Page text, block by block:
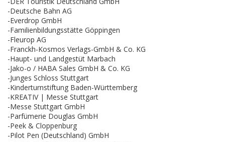
-Deutsche Bahn AG
-Everdrop GmbH
-Familienbildungsstätte Göppingen
-Fleurop AG
-Franckh-Kosmos Verlags-GmbH & Co. KG
-Haupt- und Landgestüt Marbach
-Jako-o / HABA Sales GmbH & Co. KG
-Junges Schloss Stuttgart
-Kinderturnstiftung Baden-Württemberg
-KREATIV | Messe Stuttgart
-Messe Stuttgart GmbH
-Parfümerie Douglas GmbH
-Peek & Cloppenburg
-Pilot Pen (Deutschland) GmbH